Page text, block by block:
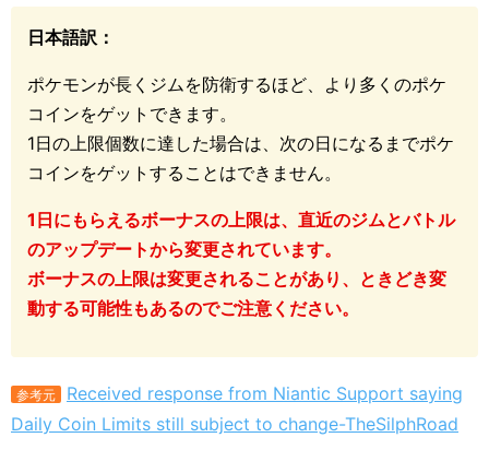
日本語訳：
ポケモンが長くジムを防衛するほど、より多くのポケ
コインをゲットできます。
1日の上限個数に達した場合は、次の日になるまでポケ
コインをゲットすることはできません。
1日にもらえるボーナスの上限は、直近のジムとバトル
のアップデートから変更されています。
ボーナスの上限は変更されることがあり、ときどき変
動する可能性もあるのでご注意ください。
参考元
Received response from Niantic Support saying
Daily Coin Limits still subject to change-TheSilphRoad